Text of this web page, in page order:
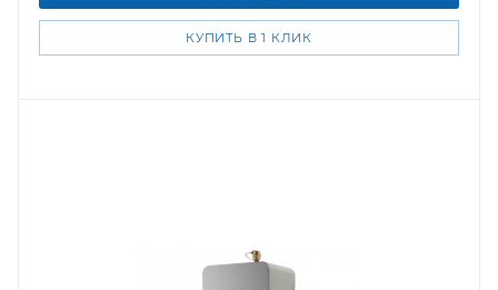
КУПИТЬ В 1 КЛИК